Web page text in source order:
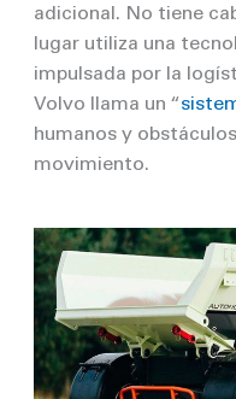
adicional. No tiene
lugar utiliza una
impulsada por la
Volvo llama un “
humanos y
movimiento.